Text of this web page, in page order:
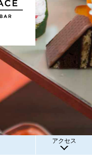
アクセス